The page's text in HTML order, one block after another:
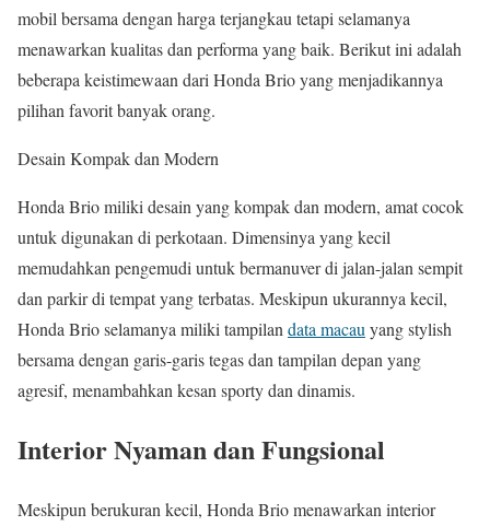
mobil bersama dengan harga terjangkau tetapi selamanya
menawarkan kualitas dan performa yang baik. Berikut ini adalah
beberapa keistimewaan dari Honda Brio yang menjadikannya
pilihan favorit banyak orang.
Desain Kompak dan Modern
Honda Brio miliki desain yang kompak dan modern, amat cocok
untuk digunakan di perkotaan. Dimensinya yang kecil
memudahkan pengemudi untuk bermanuver di jalan-jalan sempit
dan parkir di tempat yang terbatas. Meskipun ukurannya kecil,
Honda Brio selamanya miliki tampilan data macau yang stylish
bersama dengan garis-garis tegas dan tampilan depan yang
agresif, menambahkan kesan sporty dan dinamis.
Interior Nyaman dan Fungsional
Meskipun berukuran kecil, Honda Brio menawarkan interior